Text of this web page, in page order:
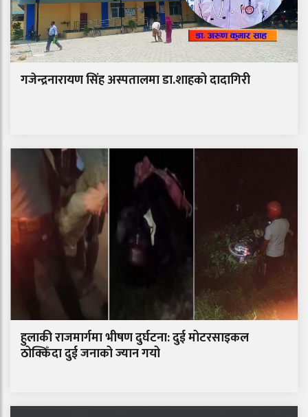
गजेन्द्रनारायण सिंह अस्पतालमा डा.शाहको दादागिरी
हुलाकी राजमार्गमा भीषण दुर्घटना: दुई मोटरसाइकल
ठोक्किँदा दुई जनाको ज्यान गयो